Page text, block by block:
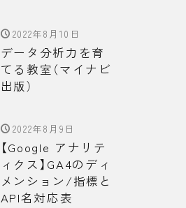
2022年8月10日
データ分析力を育
てる教室（マイナビ
出版）
2022年8月9日
【Google アナリテ
ィクス】GA4のディ
メンション/指標と
API名対応表